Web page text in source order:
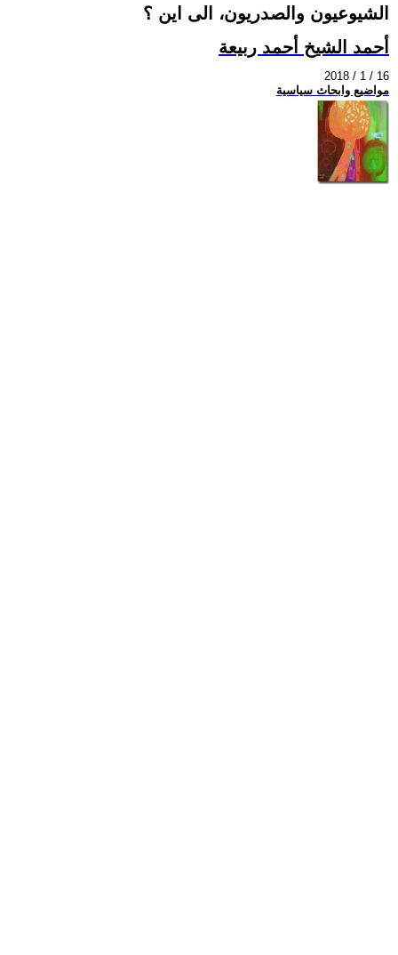
الشيوعيون والصدريون، الى اين ؟
أحمد الشيخ أحمد ربيعة
2018 / 1 / 16
مواضيع وابحاث سياسية